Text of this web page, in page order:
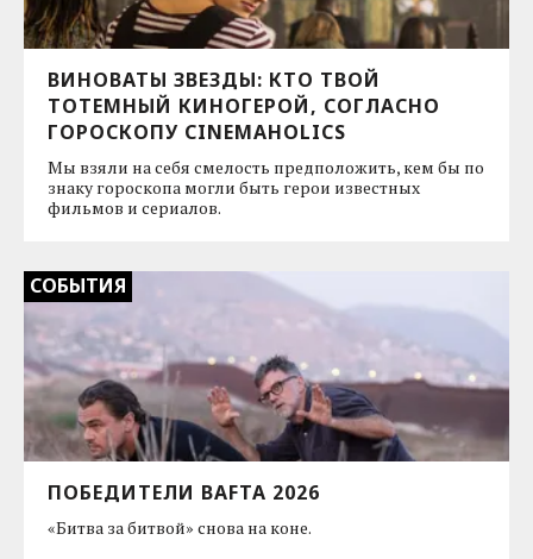
ВИНОВАТЫ ЗВЕЗДЫ: КТО ТВОЙ
ТОТЕМНЫЙ КИНОГЕРОЙ, СОГЛАСНО
ГОРОСКОПУ CINEMAHOLICS
Мы взяли на себя смелость предположить, кем бы по
знаку гороскопа могли быть герои известных
фильмов и сериалов.
СОБЫТИЯ
ПОБЕДИТЕЛИ BAFTA 2026
«Битва за битвой» снова на коне.